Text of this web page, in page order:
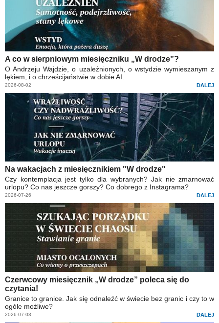
A co w sierpniowym miesięczniku „W drodze”?
O Andrzeju Wajdzie, o uzależnionych, o wstydzie wymieszanym z
lękiem, i o chrześcijaństwie w dobie AI.
2026-08-02 DALEJ
Na wakacjach z miesięcznikiem "W drodze"
Czy kontemplacja jest tylko dla wybranych? Jak nie zmarnować
urlopu? Co nas jeszcze gorszy? Co dobrego z Instagrama?
2026-07-26 DALEJ
Czerwcowy miesięcznik „W drodze” poleca się do
czytania!
Granice to granice. Jak się odnaleźć w świecie bez granic i czy to w
ogóle możliwe?
2026-07-03 DALEJ